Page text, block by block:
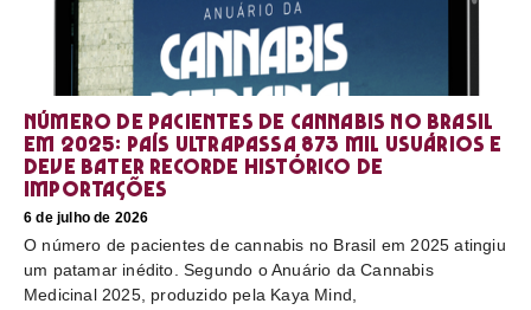
Número de pacientes de cannabis no Brasil
em 2025: país ultrapassa 873 mil usuários e
deve bater recorde histórico de
importações
6 de julho de 2026
O número de pacientes de cannabis no Brasil em 2025 atingiu
um patamar inédito. Segundo o Anuário da Cannabis
Medicinal 2025, produzido pela Kaya Mind,